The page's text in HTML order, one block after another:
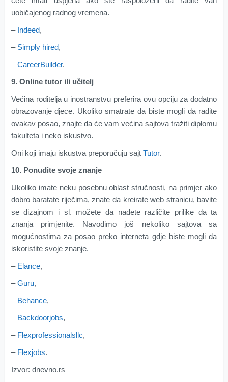
uobičajenog radnog vremena.
– Indeed,
– Simply hired,
–CareerBuilder.
9. Online tutor ili učitelj
Većina roditelja u inostranstvu preferira ovu opciju za dodatno
obrazovanje djece. Ukoliko smatrate da biste mogli da radite
ovakav posao, znajte da će vam većina sajtova tražiti diplomu
fakulteta i neko iskustvo.
Oni koji imaju iskustva preporučuju sajt Tutor.
10. Ponudite svoje znanje
Ukoliko imate neku posebnu oblast stručnosti, na primjer ako
dobro baratate riječima, znate da kreirate web stranicu, bavite
se dizajnom i sl. možete da nađete različite prilike da ta
znanja primjenite. Navodimo još nekoliko sajtova sa
mogućnostima za posao preko interneta gdje biste mogli da
iskoristite svoje znanje.
– Elance,
–Guru,
– Behance,
– Backdoorjobs,
– Flexprofessionalsllc,
– Flexjobs.
Izvor: dnevno.rs